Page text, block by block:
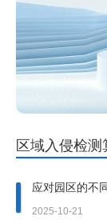
区域入侵检
应对园区的不
算法？
2025-10-21